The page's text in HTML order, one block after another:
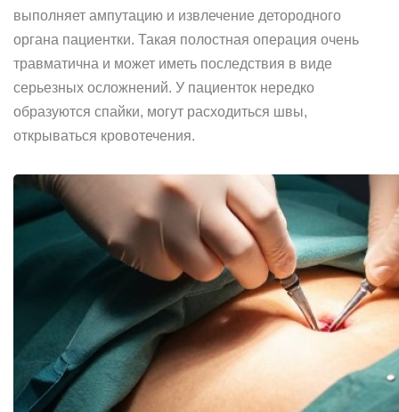
выполняет ампутацию и извлечение детородного
органа пациентки. Такая полостная операция очень
травматична и может иметь последствия в виде
серьезных осложнений. У пациенток нередко
образуются спайки, могут расходиться швы,
открываться кровотечения.